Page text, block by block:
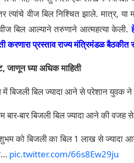
त्यांचे वीज बिल निश्चित झाले. मात्र,
बिल आल्याने तरुणाने आत्महत्या केली.
करणारा प्रस्ताव राज्य मंत्रिमंडळ
जाणून घ्या अधिक माहिती
में बिजली बिल ज्यादा आने से परेशान युवक
बार-बार बिजली बिल ज्यादा आने की वजह
को बिजली का बिल 1 लाख से ज्यादा
pic.twitter.com/66s8Ew29ju